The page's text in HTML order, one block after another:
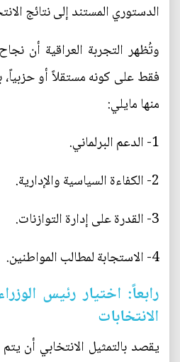
الدستوري المستند إلى نتائج
وتُظهر التجربة العراقية أن
فقط على كونه مستقلاً أو
منها مايلي:
1- الدعم البرلماني.
2- الكفاءة السياسية والإدارية.
3- القدرة على إدارة التوازنات.
4- الاستجابة لمطالب المواطنين.
رابعاً: اختيار رئيس
الانتخابات
يقصد بالتمثيل الانتخابي أن